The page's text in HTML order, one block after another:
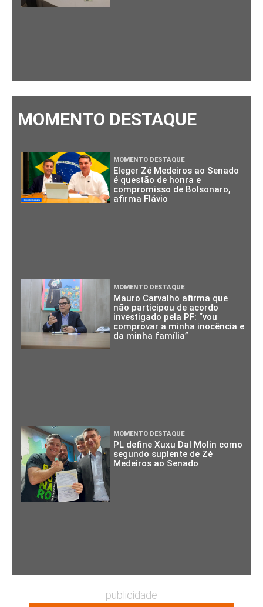
MOMENTO DESTAQUE
MOMENTO DESTAQUE
Eleger Zé Medeiros ao Senado
é questão de honra e
compromisso de Bolsonaro,
afirma Flávio
MOMENTO DESTAQUE
Mauro Carvalho afirma que
não participou de acordo
investigado pela PF: “vou
comprovar a minha inocência e
da minha família”
MOMENTO DESTAQUE
PL define Xuxu Dal Molin como
segundo suplente de Zé
Medeiros ao Senado
publicidade